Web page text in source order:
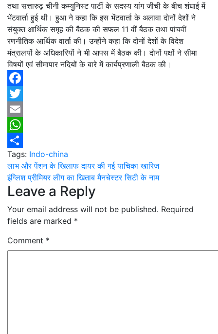
तथा सत्तारुढ़ चीनी कम्युनिस्ट पार्टी के सदस्य यांग जीची के बीच शंघाई में
भेंटवार्ता हुई थी। हुआ ने कहा कि इस भेंटवार्ता के अलावा दोनों देशों ने
संयुक्त आर्थिक समूह की बैठक की सफल 11 वीं बैठक तथा पांचवीं
रणनीतिक आर्थिक वार्ता की। उन्होंने कहा कि दोनों देशों के विदेश
मंत्रालयों के अधिकारियों ने भी आपस में बैठक की। दोनों पक्षों ने सीमा
विषयों एवं सीमापार नदियों के बारे में कार्यप्रणाली बैठक की।
Facebook
Twitter
Email
WhatsApp
Share
Tags: Indo-china
Post
navigation
लाभ और पेंशन के खिलाफ दायर की गई याचिका खारिज
इंग्लिश प्रीमियर लीग का खिताब मैनचेस्टर सिटी के नाम
Leave a Reply
Your email address will not be published. Required
fields are marked *
Comment *